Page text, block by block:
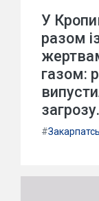
У
разом
газом:
загрозу.
#